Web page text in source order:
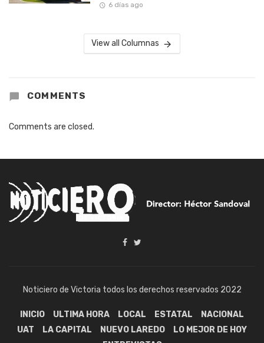
6 días ago
View all Columnas
COMMENTS
Comments are closed.
Noticiero de Victoria todos los derechos reservados 2022
INICIO ULTIMA HORA LOCAL ESTATAL
NACIONAL
UAT
LA CAPITAL NUEVO LAREDO
LO MEJOR DE HOY